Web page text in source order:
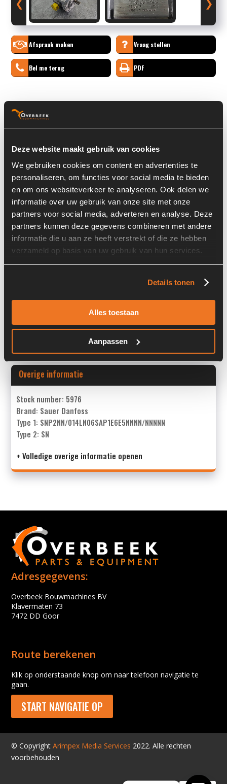
Deze website maakt gebruik van cookies
We gebruiken cookies om content en advertenties te
personaliseren, om functies voor social media te bieden
en om ons websiteverkeer te analyseren. Ook delen we
informatie over uw gebruik van onze site met onze
partners voor social media, adverteren en analyse. Deze
partners kunnen deze gegevens combineren met andere
informatie die u aan ze heeft verstrekt of die ze hebben
verzameld op basis van uw gebruik van hun services.
Details tonen
Alles toestaan
Aanpassen
Afspraak maken Vraag stellen
Bel me terug PDF
Basisinformatie
Onderdeel Merk:
Sauer Danfoss
Onderdeel Type:
SNP2NN/014LN06SAP1E6E5NN
NN/NNNNN
Onderdeel nummer:
00392
Informatie
Overige informatie
Stock number: 5976
Brand: Sauer Danfoss
Type 1: SNP2NN/014LN06SAP1E6E5NNNN/NNNNN
Type 2: SN
+ Volledige overige informatie openen
Adresgegevens:
Overbeek Bouwmachines BV
Klavermaten 73
7472 DD Goor
Route berekenen
Klik op onderstaande knop om naar telefoon navigatie te
gaan.
START NAVIGATIE OP
© CopyrightArimpex Media Services 2022. Alle rechten
voorbehouden